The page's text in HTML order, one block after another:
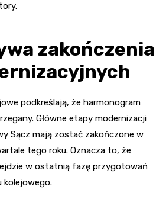
zakończenia
podkreślają, że harmonogram
Główne etapy modernizacji
Sącz mają zostać zakończone w
tego roku. Oznacza to, że
w ostatnią fazę przygotowań
kolejowego.